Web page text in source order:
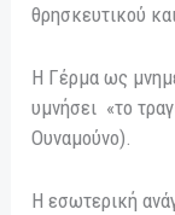
θρησκευτικού
Η Γέρμα ως
υμνήσει «το
Ουναμούνο).
Η εσωτερική